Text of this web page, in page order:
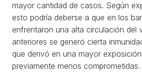
mayor cantidad de casos. Según
esto podría deberse a que en los
enfrentaron una alta circulación del
anteriores se generó cierta
que derivó en una mayor
previamente menos comprometidas.